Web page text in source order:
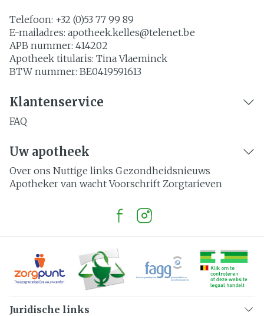
Telefoon: +32 (0)53 77 99 89
E-mailadres: apotheek.kelles@telenet.be
APB nummer: 414202
Apotheek titularis: Tina Vlaeminck
BTW nummer: BE0419591613
Klantenservice
FAQ
Uw apotheek
Over ons Nuttige links Gezondheidsnieuws
Apotheker van wacht Voorschrift Zorgtarieven
Juridische links